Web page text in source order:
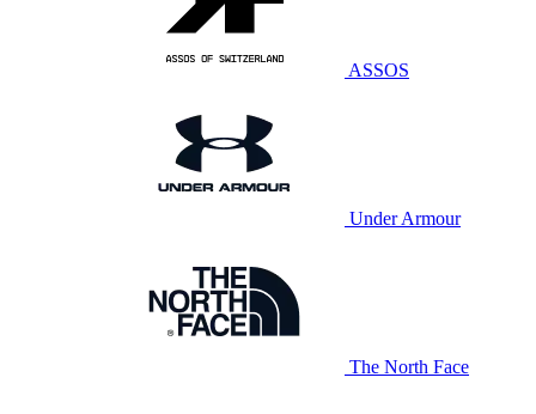
ASSOS
Under Armour
The North Face